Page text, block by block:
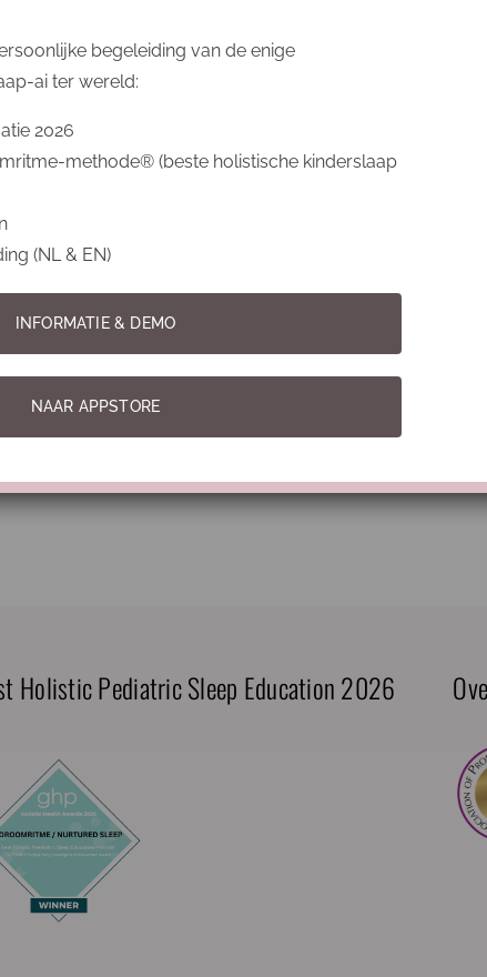
peuter hierdoor worden
accuraatheid, want
vervaardigd;
gebied;
je gratis en ontvang de online gids
Holistic Pediatric Sleep Education 2026
begeleiding van de enige
ai ter wereld:
2026
methode® (beste holistische kinderslaap
(NL & EN)
INFORMATIE & DEMO
NAAR APPSTORE